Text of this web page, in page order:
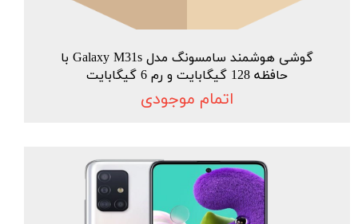
گوشی هوشمند سامسونگ مدل Galaxy M31s با
حافظه 128 گیگابایت و رم 6 گیگابایت
اتمام موجودی